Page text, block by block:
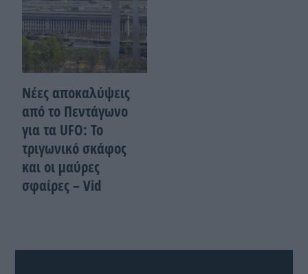
Νέες αποκαλύψεις
από το Πεντάγωνο
για τα UFO: Το
τριγωνικό σκάφος
και οι μαύρες
σφαίρες – Vid